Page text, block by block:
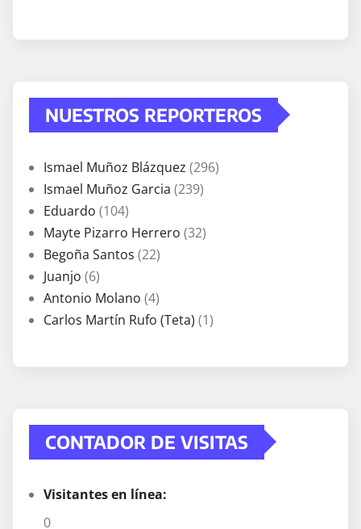
NUESTROS REPORTEROS
Ismael Muñoz Blázquez (296)
Ismael Muñoz Garcia (239)
Eduardo (104)
Mayte Pizarro Herrero (32)
Begoña Santos (22)
Juanjo (6)
Antonio Molano (4)
Carlos Martín Rufo (Teta) (1)
CONTADOR DE VISITAS
Visitantes en línea:
0